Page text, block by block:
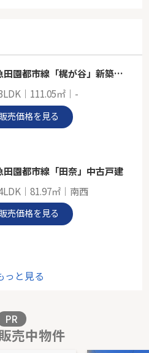
㎡
都町田市南町田２丁目
東急田園都市線「梶が谷」新築戸建て
｜111.05㎡｜-
販売価格を見る
田園都市線「田奈」中古戸建
｜81.97㎡｜南西
販売価格を見る
売価格を見る
っと見る
PR
売中物件